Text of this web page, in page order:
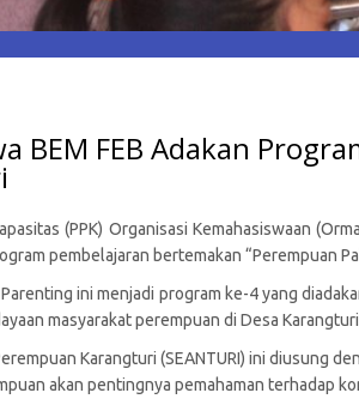
BEM FEB Adakan
(PPK) Organisasi Kemahasiswaan
pembelajaran bertemakan “Perempuan
ini menjadi program ke-4 yang
masyarakat perempuan di Desa
Karangturi (SEANTURI) ini diusung
akan pentingnya pemahaman terhadap